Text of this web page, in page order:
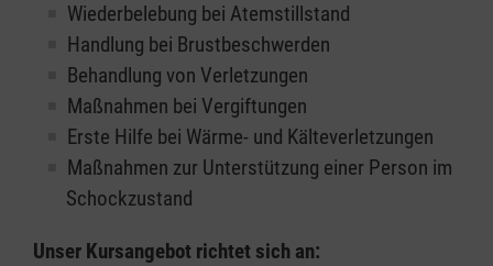
Wiederbelebung bei Atemstillstand
Handlung bei Brustbeschwerden
Behandlung von Verletzungen
Maßnahmen bei Vergiftungen
Erste Hilfe bei Wärme- und Kälteverletzungen
Maßnahmen zur Unterstützung einer Person im
Schockzustand
Unser Kursangebot richtet sich an: